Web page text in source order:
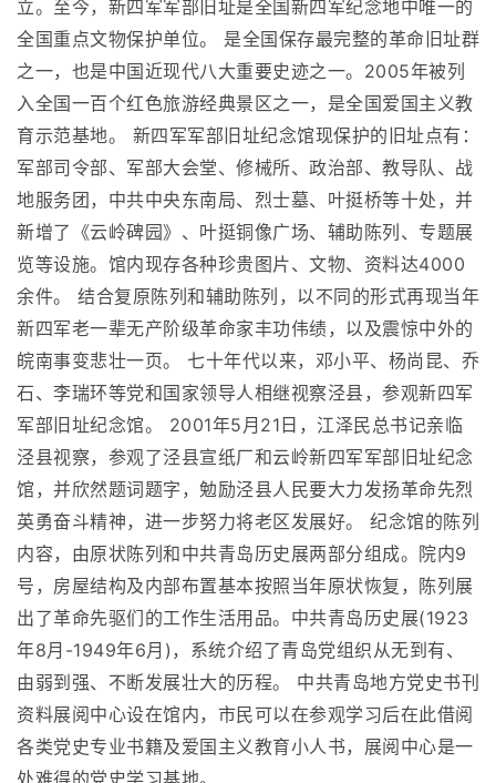
立。至今，新四军军部旧址是全国新四军纪念地中唯一的
全国重点文物保护单位。 是全国保存最完整的革命旧址群
之一，也是中国近现代八大重要史迹之一。2005年被列
入全国一百个红色旅游经典景区之一，是全国爱国主义教
育示范基地。 新四军军部旧址纪念馆现保护的旧址点有：
军部司令部、军部大会堂、修械所、政治部、教导队、战
地服务团，中共中央东南局、烈士墓、叶挺桥等十处，并
新增了《云岭碑园》、叶挺铜像广场、辅助陈列、专题展
览等设施。馆内现存各种珍贵图片、文物、资料达4000
余件。 结合复原陈列和辅助陈列，以不同的形式再现当年
新四军老一辈无产阶级革命家丰功伟绩，以及震惊中外的
皖南事变悲壮一页。 七十年代以来，邓小平、杨尚昆、乔
石、李瑞环等党和国家领导人相继视察泾县，参观新四军
军部旧址纪念馆。 2001年5月21日，江泽民总书记亲临
泾县视察，参观了泾县宣纸厂和云岭新四军军部旧址纪念
馆，并欣然题词题字，勉励泾县人民要大力发扬革命先烈
英勇奋斗精神，进一步努力将老区发展好。 纪念馆的陈列
内容，由原状陈列和中共青岛历史展两部分组成。院内9
号，房屋结构及内部布置基本按照当年原状恢复，陈列展
出了革命先驱们的工作生活用品。中共青岛历史展(1923
年8月-1949年6月)，系统介绍了青岛党组织从无到有、
由弱到强、不断发展壮大的历程。 中共青岛地方党史书刊
资料展阅中心设在馆内，市民可以在参观学习后在此借阅
各类党史专业书籍及爱国主义教育小人书，展阅中心是一